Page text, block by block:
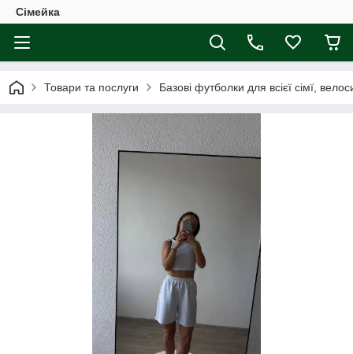
Сімейка
Товари та послуги Базові футболки для всієї сімї,